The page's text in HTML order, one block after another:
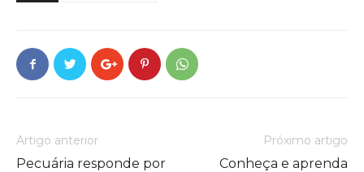
Artigo anterior
Pecuária responde por
Próximo artigo
Conheça e aprenda